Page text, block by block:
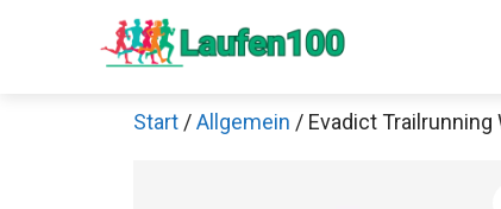
Start /Allgemein / Evadict Trailrunning